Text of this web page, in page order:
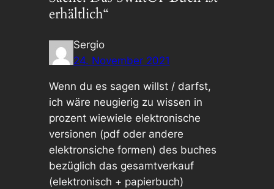
erhältlich“
Sergio
24. November 2021
Wenn du es sagen willst / darfst,
ich wäre neugierig zu wissen in
prozent wiewiele elektronische
versionen (pdf oder andere
elektronsiche formen) des buches
bezüglich das gesamtverkauf
(elektronisch + papierbuch)